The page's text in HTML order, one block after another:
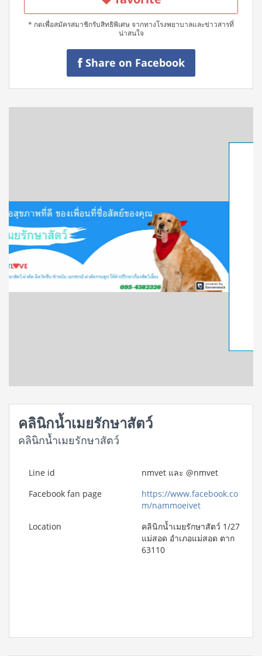
* กดเพื่อสมัครสมาชิกรับสิทธิพิเศษ จากทางโรงพยาบาลและข่าวสารที่
น่าสนใจ
Share on Facebook
คลินิกน้ำเมยรักษาสัตว์
คลินิกน้ำเมยรักษาสัตว์
Line id
nmvet และ @nmvet
Facebook fan page
https://www.facebook.co
m/nammoeivet
Location
คลินิกน้ำเมยรักษาสัตว์ 1/27
แม่สอด อำเภอแม่สอด ตาก
63110